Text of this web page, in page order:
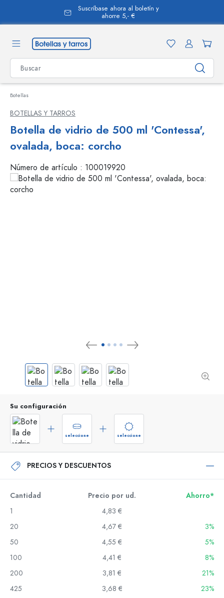
Suscríbase ahora al boletín y
ahorre 5,- €
Botellas
BOTELLAS Y TARROS
Botella de vidrio de 500 ml 'Contessa',
ovalada, boca: corcho
Número de artículo : 100019920
Su configuración
seleccione seleccione
PRECIOS Y DESCUENTOS
Cantidad Precio por ud.
Ahorro*
1
4,83 €
20
4,67 €
3%
50
4,55 €
5%
100
4,41 €
8%
200
3,81 €
21%
425
3,68 €
23%